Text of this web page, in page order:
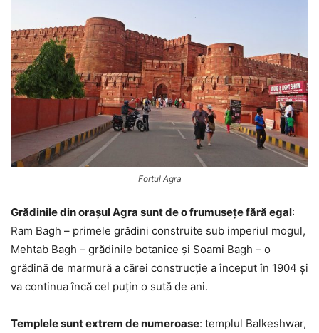
Fortul Agra
Grădinile din orașul Agra sunt de o frumusețe fără egal:
Ram Bagh – primele grădini construite sub imperiul mogul,
Mehtab Bagh – grădinile botanice și Soami Bagh – o
grădină de marmură a cărei construcție a început în 1904 și
va continua încă cel puțin o sută de ani.
Templele sunt extrem de numeroase: templul Balkeshwar,